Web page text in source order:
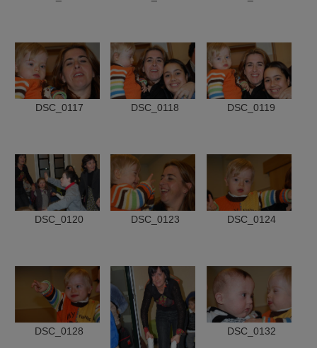
DSC_0117 DSC_0118 DSC_0119
DSC_0120 DSC_0123 DSC_0124
DSC_0128 DSC_0132